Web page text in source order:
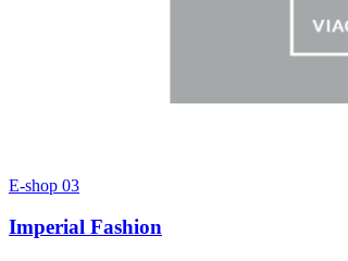
E-shop 03
Imperial Fashion